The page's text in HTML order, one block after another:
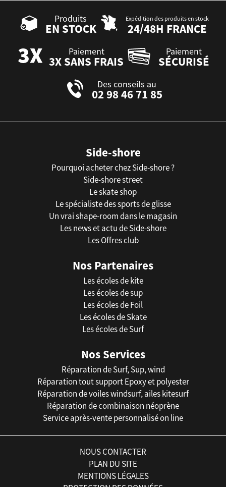
Produits
EN STOCK
Expédition des produits en stock
24/48H FRANCE
Paiement
3X SANS FRAIS
Paiement
SÉCURISÉ
Des conseils au
02 98 46 71 85
Side-shore
Pourquoi acheter chez Side-shore ?
Side-shore street
Le skate shop
Le spécialiste des sports de glisse
Un vrai shape-room dans le magasin
Les news et actu de Side-shore
Les Offres club
Nos Partenaires
Les écoles de kite
Les écoles de sup
Les écoles de Foil
Les écoles de Skate
Les écoles de Surf
Nos Services
Réparation de Surf, Sup, wind
Réparation tout support Epoxy et polyester
Réparation de voiles windsurf, ailes kitesurf
Réparation de combinaison néoprène
Service après-vente personnalisé on line
NOUS CONTACTER
PLAN DU SITE
MENTIONS LÉGALES